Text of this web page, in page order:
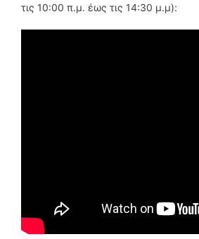
τις 10:00 π.μ. έως τις 14:30 μ.μ):